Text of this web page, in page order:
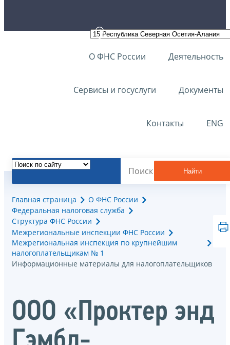
О ФНС России Деятельность
Сервисы и госуслуги Документы
Контакты ENG
Найти
Главная страница
О ФНС России
Федеральная налоговая служба
Структура ФНС России
Межрегиональные инспекции ФНС России
Межрегиональная инспекция по крупнейшим
налогоплательщикам № 1
Информационные материалы для налогоплательщиков
ООО «Проктер энд